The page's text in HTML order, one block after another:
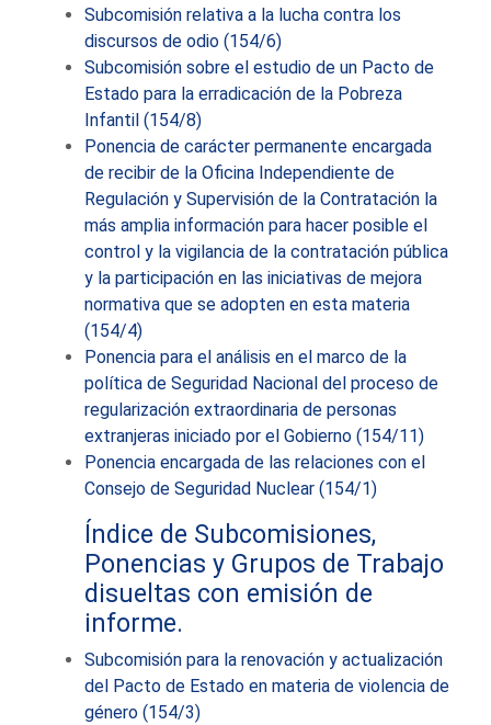
Subcomisión relativa a la lucha contra los
discursos de odio (154/6)
Subcomisión sobre el estudio de un Pacto de
Estado para la erradicación de la Pobreza
Infantil (154/8)
Ponencia de carácter permanente encargada
de recibir de la Oficina Independiente de
Regulación y Supervisión de la Contratación la
más amplia información para hacer posible el
control y la vigilancia de la contratación pública
y la participación en las iniciativas de mejora
normativa que se adopten en esta materia
(154/4)
Ponencia para el análisis en el marco de la
política de Seguridad Nacional del proceso de
regularización extraordinaria de personas
extranjeras iniciado por el Gobierno (154/11)
Ponencia encargada de las relaciones con el
Consejo de Seguridad Nuclear (154/1)
Índice de Subcomisiones,
Ponencias y Grupos de Trabajo
disueltas con emisión de
informe.
Subcomisión para la renovación y actualización
del Pacto de Estado en materia de violencia de
género (154/3)